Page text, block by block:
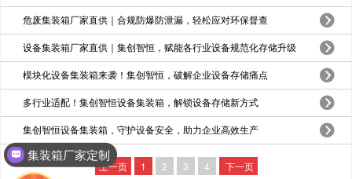
危废集装箱厂家直供｜合规防爆防泄漏，轻松应对环保督查
设备集装箱厂家直供｜集创智恒，赋能各行业设备规范化存储升级
模块化设备集装箱来袭！集创智恒，破解企业设备存储痛点
多行业适配！集创智恒设备集装箱，解锁设备存储新方式
集创智恒设备集装箱，守护设备安全，助力企业高效生产
上一页 1 2 3 4 下一页
集装箱厂家定制